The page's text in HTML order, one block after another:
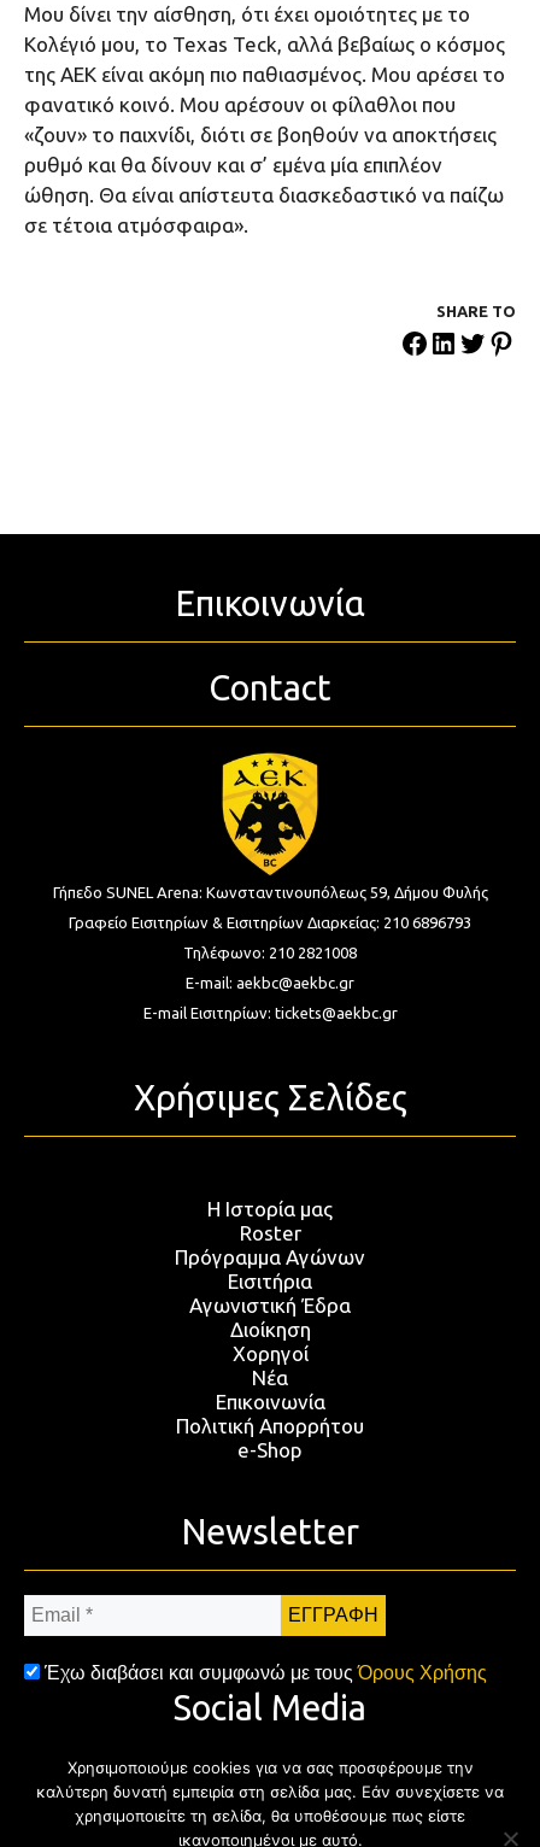
Μου δίνει την αίσθηση, ότι έχει ομοιότητες με το
Κολέγιό μου, το Texas Teck, αλλά βεβαίως ο κόσμος
της ΑΕΚ είναι ακόμη πιο παθιασμένος. Μου αρέσει το
φανατικό κοινό. Μου αρέσουν οι φίλαθλοι που
«ζουν» το παιχνίδι, διότι σε βοηθούν να αποκτήσεις
ρυθμό και θα δίνουν και σ’ εμένα μία επιπλέον
ώθηση. Θα είναι απίστευτα διασκεδαστικό να παίζω
σε τέτοια ατμόσφαιρα».
SHARE ΤΟ
Επικοινωνία
Contact
Γήπεδο SUNEL Arena: Κωνσταντινουπόλεως 59, Δήμου Φυλής
Γραφείο Εισιτηρίων & Εισιτηρίων Διαρκείας: 210 6896793
Τηλέφωνο: 210 2821008
E-mail: aekbc@aekbc.gr
E-mail Εισιτηρίων: tickets@aekbc.gr
Χρήσιμες Σελίδες
Η Ιστορία μας
Roster
Πρόγραμμα Αγώνων
Εισιτήρια
Αγωνιστική Έδρα
Διοίκηση
Χορηγοί
Νέα
Επικοινωνία
Πολιτική Απορρήτου
e-Shop
Newsletter
Email
*
Έχω διαβάσει και συμφωνώ με τουςΌρους Χρήσης
Social Media
FacebookTwitter Instagram
Χρησιμοποιούμε cookies για να σας προσφέρουμε την
καλύτερη δυνατή εμπειρία στη σελίδα μας. Εάν συνεχίσετε να
χρησιμοποιείτε τη σελίδα, θα υποθέσουμε πως είστε
ικανοποιημένοι με αυτό.